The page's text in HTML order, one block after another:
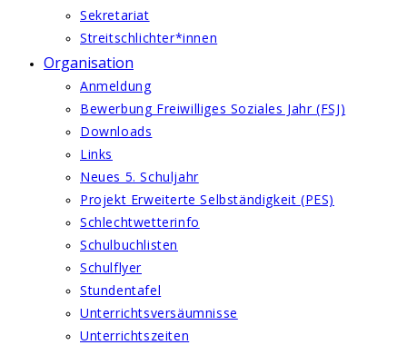
Sekretariat
Streitschlichter*innen
Organisation
Anmeldung
Bewerbung Freiwilliges Soziales Jahr (FSJ)
Downloads
Links
Neues 5. Schuljahr
Projekt Erweiterte Selbständigkeit (PES)
Schlechtwetterinfo
Schulbuchlisten
Schulflyer
Stundentafel
Unterrichtsversäumnisse
Unterrichtszeiten